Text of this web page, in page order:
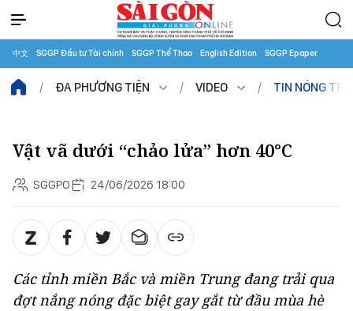
中文 SGGP Đầu tư Tài chính SGGP Thể Thao English Edition SGGP Epaper
ĐA PHƯƠNG TIỆN VIDEO TIN NÓNG
Vật vã dưới “chảo lửa” hơn 40°C
SGGPO 24/06/2026 18:00
Các tỉnh miền Bắc và miền Trung đang trải qua
đợt nắng nóng đặc biệt gay gắt từ đầu mùa hè